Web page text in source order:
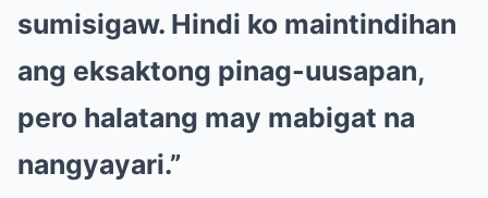
sumisigaw. Hindi ko maintindihan
ang eksaktong pinag-uusapan,
pero halatang may mabigat na
nangyayari.”